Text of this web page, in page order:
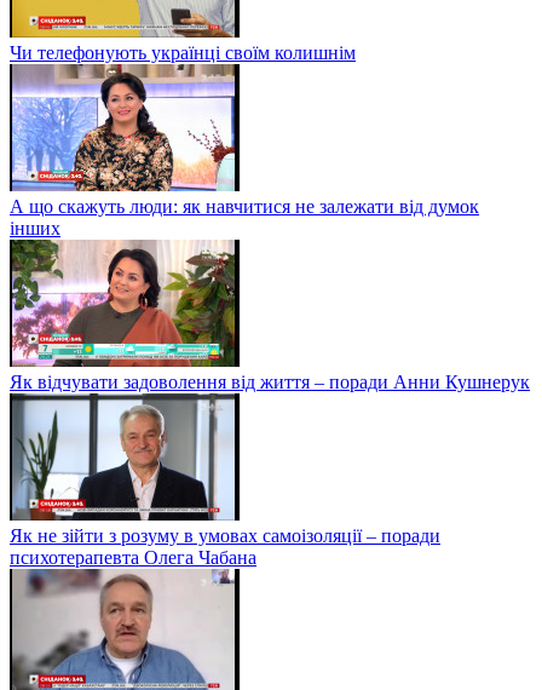
Чи телефонують українці своїм колишнім
А що скажуть люди: як навчитися не залежати від думок
інших
Як відчувати задоволення від життя – поради Анни Кушнерук
Як не зійти з розуму в умовах самоізоляції – поради
психотерапевта Олега Чабана